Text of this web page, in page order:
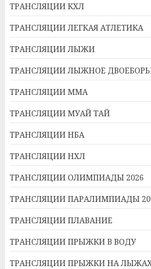
ТРАНСЛЯЦИИ КХЛ
ТРАНСЛЯЦИИ ЛЕГКАЯ АТЛЕТИКА
ТРАНСЛЯЦИИ ЛЫЖИ
ТРАНСЛЯЦИИ ЛЫЖНОЕ
ТРАНСЛЯЦИИ ММА
ТРАНСЛЯЦИИ МУАЙ ТАЙ
ТРАНСЛЯЦИИ НБА
ТРАНСЛЯЦИИ НХЛ
ТРАНСЛЯЦИИ ОЛИМПИАДЫ 2026
ТРАНСЛЯЦИИ ПАРАЛИМПИАДЫ
ТРАНСЛЯЦИИ ПЛАВАНИЕ
ТРАНСЛЯЦИИ ПРЫЖКИ В ВОДУ
ТРАНСЛЯЦИИ ПРЫЖКИ НА